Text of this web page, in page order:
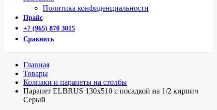
Политика конфиденциальности
Прайс
+7 (965) 870 3015
Сравнить
Главная
Товары
Колпаки и парапеты на столбы
Парапет ELBRUS 130х510 с посадкой на 1/2 кирпич
Серый